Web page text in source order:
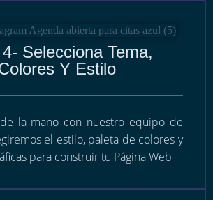
Selecciona Tema,
Y Estilo
la mano con nuestro equipo de
el estilo, paleta de colores y
para construir tu Página Web